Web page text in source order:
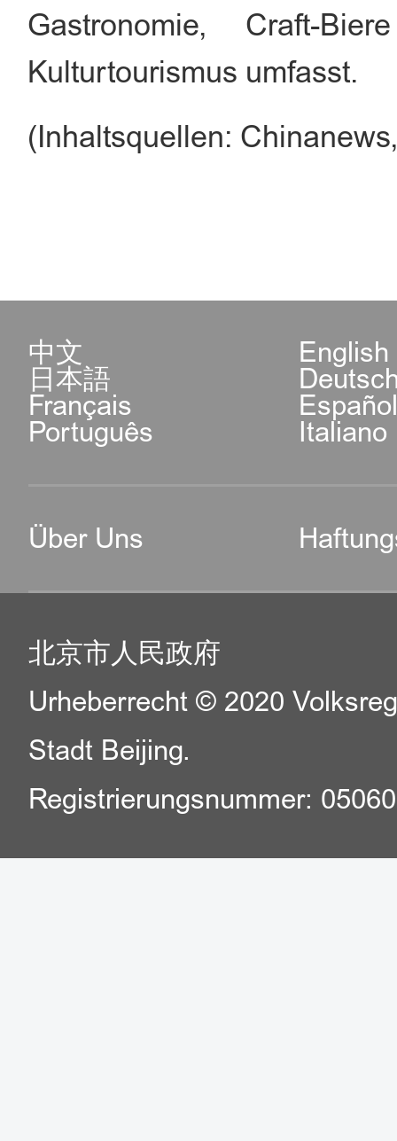
Gastronomie, Craft-
Kulturtourismus umfasst.
(Inhaltsquellen:
中文 English
日本語
Français
Português Italiano
Über Uns
北京市人民政府
Urheberrecht © 2020
Stadt Beijing.
Registrierungsnummer: